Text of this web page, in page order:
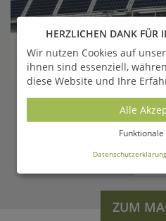
Balkonkraftwerk 300
Denise |
ZUM
HERZLICHEN DANK FÜR
Wir nutzen Cookies auf
ihnen sind essenziell,
diese Website und Ihre
Alle
Funktionale
Datenschutzerklärung